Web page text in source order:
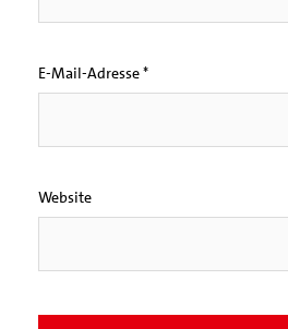
E-Mail-Adresse*
Website